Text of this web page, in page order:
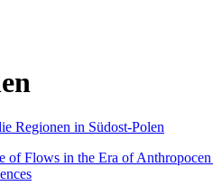
Regionen in Südost-Polen
Flows in the Era of